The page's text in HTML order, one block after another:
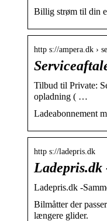
Billig strøm til din
http s://ampera.dk ›
Tilbud til Private:
opladning ( …
Ladeabonnement
http s://ladepris.dk
Ladepris.dk -
Bilmåtter der
længere glider.